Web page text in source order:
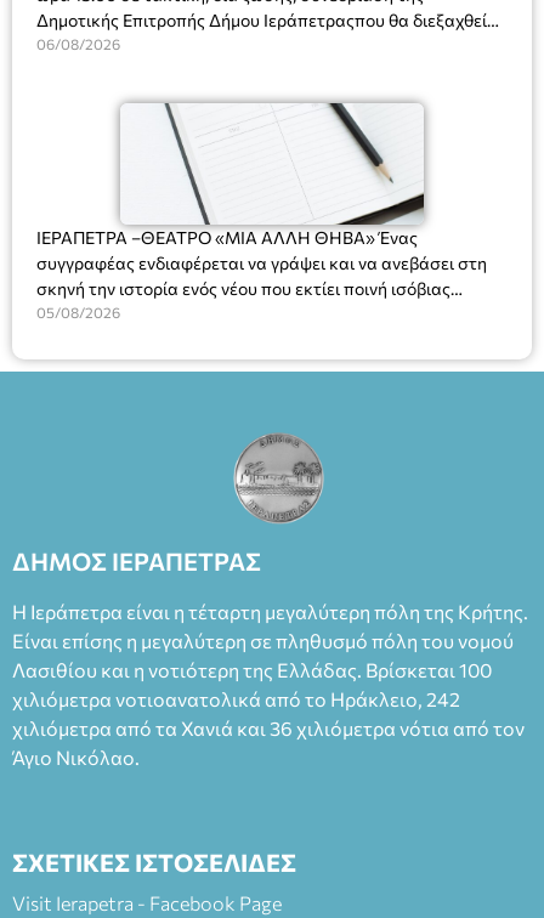
Δημοτικής Επιτροπής Δήμου Ιεράπετραςπου θα διεξαχθεί
στο Δημοτικό Κατάστημα, Δημοκρατίας 31 στην αίθουσα
και λήψη αποφάσεων στα παρακάτω θέματα:
06/08/2026
ΙΕΡΑΠΕΤΡΑ –ΘΕΑΤΡΟ «ΜΙΑ ΑΛΛΗ ΘΗΒΑ» Ένας
συγγραφέας ενδιαφέρεται να γράψει και να ανεβάσει στη
σκηνή την ιστορία ενός νέου που εκτίει ποινή ισόβιας
κάθειρξης για πατροκτονία. Ένα πολυβραβευμένο έργο για
ασθένεια, τον ερωτισμό. Ένα έργο αινιγματικό, συγκινητικό,
έργο, ενώ η παράσταση έχει καθιερωθεί ως σημαντικό
θεατρικό γεγονός χάρη στις εξαιρετικές ερμηνείες του
Θάνου Λέκκα στον ρόλο του Συγγραφέα και του Δημήτρη
Καπουράνη, νικητή του βραβείου Δημήτρης Χορν 2022-
Φεδερίκο. Σκηνοθεσία: Βαγγέλης Θεοδωρόπουλος Είσοδος: :
άνω των 65 Προπώληση: Βιβλιοπωλείο Πάπυρος (Πλατεία
Πλαστήρα), E&G Mini market (Δημοκρατίας 39 Ιεράπετρα)
και στο more.com Χώρος: 3ο Γυμνάσιο Ιεράπετρας
(Είσοδος ΕΠΑ.Λ.) Έναρξη 21:15 Οργάνωση: ΚΝΩΣΟΣ
ΘΕΑΤΡΙΚΕΣ ΠΑΡΑΓΩΓΕΣ ΕΕ
05/08/2026
ΔΗΜΟΣ ΙΕΡΑΠΕΤΡΑΣ
Η Ιεράπετρα είναι η τέταρτη μεγαλύτερη πόλη της Κρήτης.
Είναι επίσης η μεγαλύτερη σε πληθυσμό πόλη του νομού
Λασιθίου και η νοτιότερη της Ελλάδας. Βρίσκεται 100
χιλιόμετρα νοτιοανατολικά από το Ηράκλειο, 242
χιλιόμετρα από τα Χανιά και 36 χιλιόμετρα νότια από τον
Άγιο Νικόλαο.
ΣΧΕΤΙΚΕΣ ΙΣΤΟΣΕΛΙΔΕΣ
Visit Ierapetra - Facebook Page